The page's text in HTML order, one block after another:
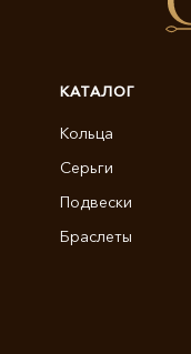
КАТАЛОГ
Кольца
Серьги
Подвески
Браслеты